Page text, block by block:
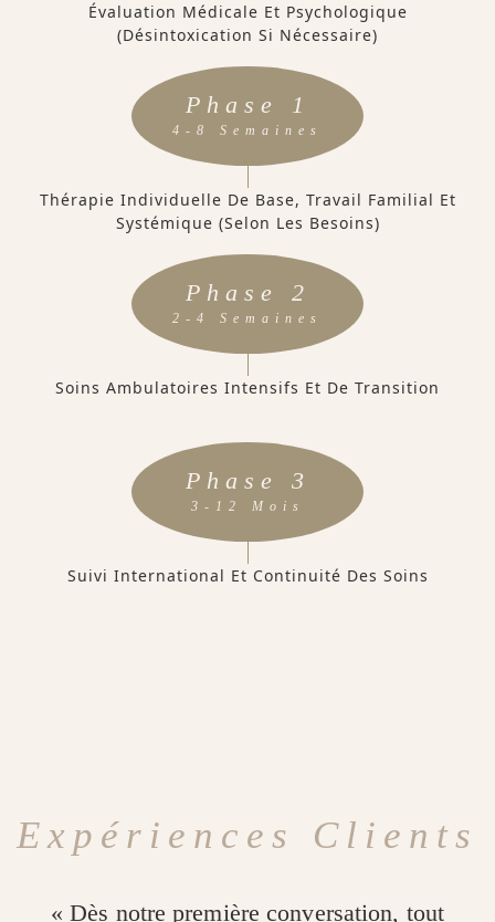
Évaluation Médicale Et Psychologique
(désintoxication Si Nécessaire)
Phase 1
4-8 Semaines
Thérapie Individuelle De Base, Travail Familial Et
Systémique (selon Les Besoins)
Phase 2
2-4 Semaines
Soins Ambulatoires Intensifs Et De Transition
Phase 3
3-12 Mois
Suivi International Et Continuité Des Soins
Expériences Clients
« Dès notre première conversation, tout